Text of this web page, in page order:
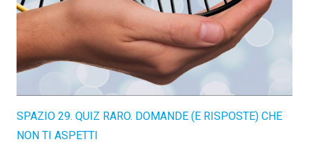
SPAZIO 29. QUIZ RARO. DOMANDE (E RISPOSTE) CHE
NON TI ASPETTI